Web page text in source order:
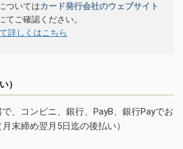
ついてはカード発行会社のウェブサイト
てご確認ください。
詳しくはこちら
）
、コンビニ、銀行、PayB、銀行Payでお
末締め翌月5日迄の後払い）